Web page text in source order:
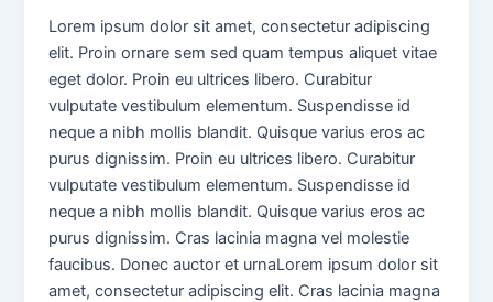
Lorem ipsum dolor sit amet, consectetur adipiscing
elit. Proin ornare sem sed quam tempus aliquet vitae
eget dolor. Proin eu ultrices libero. Curabitur
vulputate vestibulum elementum. Suspendisse id
neque a nibh mollis blandit. Quisque varius eros ac
purus dignissim. Proin eu ultrices libero. Curabitur
vulputate vestibulum elementum. Suspendisse id
neque a nibh mollis blandit. Quisque varius eros ac
purus dignissim. Cras lacinia magna vel molestie
faucibus. Donec auctor et urnaLorem ipsum dolor sit
amet, consectetur adipiscing elit. Cras lacinia magna